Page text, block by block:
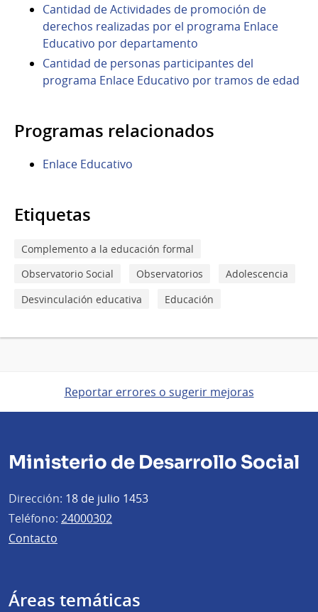
Cantidad de Actividades de promoción de
derechos realizadas por el programa Enlace
Educativo por departamento
Cantidad de personas participantes del
programa Enlace Educativo por tramos de edad
Programas relacionados
Enlace Educativo
Etiquetas
Complemento a la educación formal
Observatorio Social
Observatorios
Adolescencia
Desvinculación educativa
Educación
Reportar errores o sugerir mejoras
Ministerio de Desarrollo Social
Dirección: 18 de julio 1453
Teléfono: 24000302
Contacto
Áreas temáticas